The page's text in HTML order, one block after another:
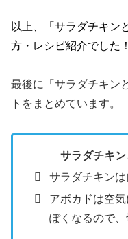
以上、「サラダチキン
方・レシピ紹介でした！
最後に「サラダチキン
トをまとめています。
サラダチキ
サラダチキンは
アボカドは空
ぽくなるので、